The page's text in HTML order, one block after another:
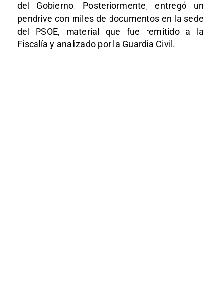
del Gobierno. Posteriormente, entregó un
pendrive con miles de documentos en la sede
del PSOE, material que fue remitido a la
Fiscalía y analizado por la Guardia Civil.